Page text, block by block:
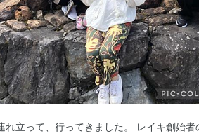
れ立って、行ってきました。 レイキ創始者